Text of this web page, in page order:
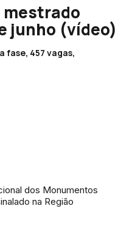
junho (vídeo)
fase, 457 vagas,
dos Monumentos
na Região